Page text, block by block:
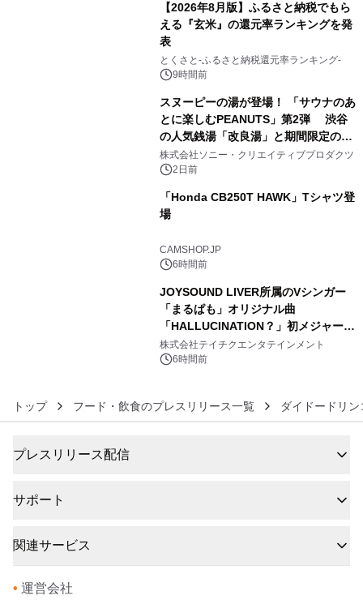
【2026年8月版】ふるさと納税でもら
える『玄米』の還元率ランキングを発
表
とくさと-ふるさと納税還元率ランキング-
9時間前
スヌーピーの湯が登場！ 「サウナのあ
とに楽しむPEANUTS」第2弾 渋谷
の人気銭湯「改良湯」と期間限定のコ
ラボレーション サウナイキタイコラ
ボグッズも発売決定！
株式会社ソニー・クリエイティブプロダクツ
2日前
「Honda CB250T HAWK」Tシャツ登
場
CAMSHOP.JP
6時間前
JOYSOUND LIVER所属のVシンガー
「まるぱも」オリジナル曲
「HALLUCINATION？」初メジャー配
信リリース決定！
株式会社テイチクエンタテインメント
6時間前
トップ フード・飲食のプレスリリース一覧 ダイドードリ
プレスリリース配信
サポート
関連サービス
• 運営会社